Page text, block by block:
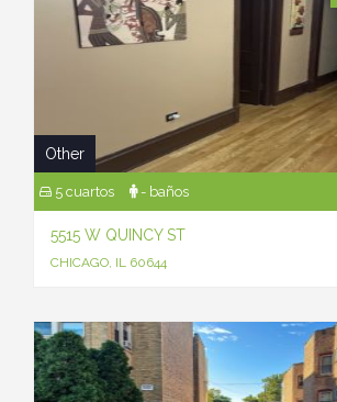
Other
5 cuartos - baños
5515 W QUINCY ST
CHICAGO, IL 60644